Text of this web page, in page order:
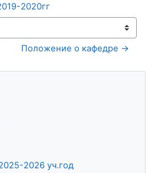
2020гг
Положение о кафедре →
2026 уч.год